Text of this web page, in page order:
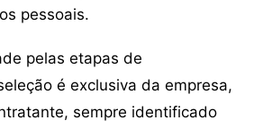
pessoais.
pelas etapas de
é exclusiva da empresa,
sempre identificado